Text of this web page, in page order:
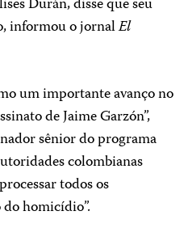
Durán, disse que seu
informou o jornalEl
um importante avanço no
de Jaime Garzón”,
sênior do programa
colombianas
todos os
homicídio”.